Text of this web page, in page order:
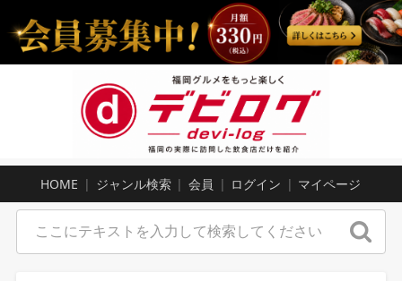
HOME ジャンル検索 会員 ログイン マイページ